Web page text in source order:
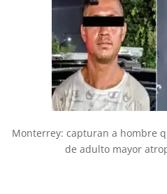
Monterrey: capturan a hombre
de adulto mayor